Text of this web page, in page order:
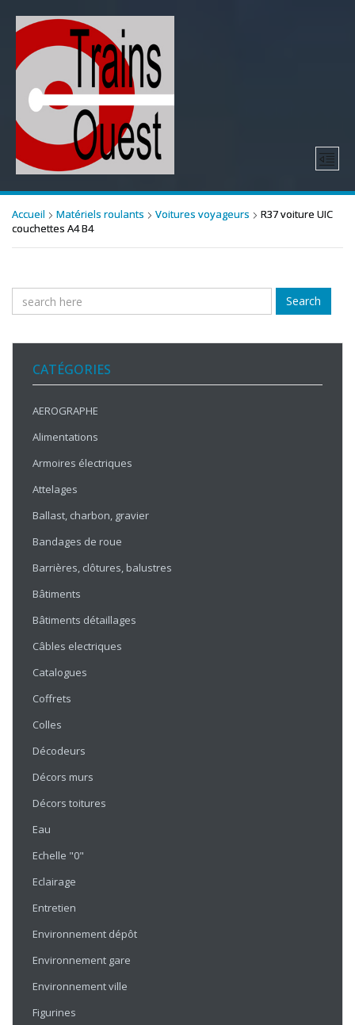
Accueil Matériels roulants Voitures voyageurs
R37 voiture UIC
couchettes A4 B4
Search
CATÉGORIES
AEROGRAPHE
Alimentations
Armoires électriques
Attelages
Ballast, charbon, gravier
Bandages de roue
Barrières, clôtures, balustres
Bâtiments
Bâtiments détaillages
Câbles electriques
Catalogues
Coffrets
Colles
Décodeurs
Décors murs
Décors toitures
Eau
Echelle "0"
Eclairage
Entretien
Environnement dépôt
Environnement gare
Environnement ville
Figurines